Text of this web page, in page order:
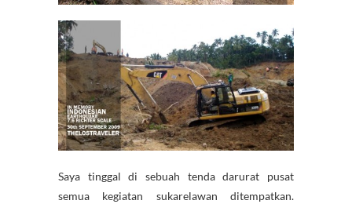
Saya tinggal di sebuah tenda darurat pusat
semua kegiatan sukarelawan ditempatkan.